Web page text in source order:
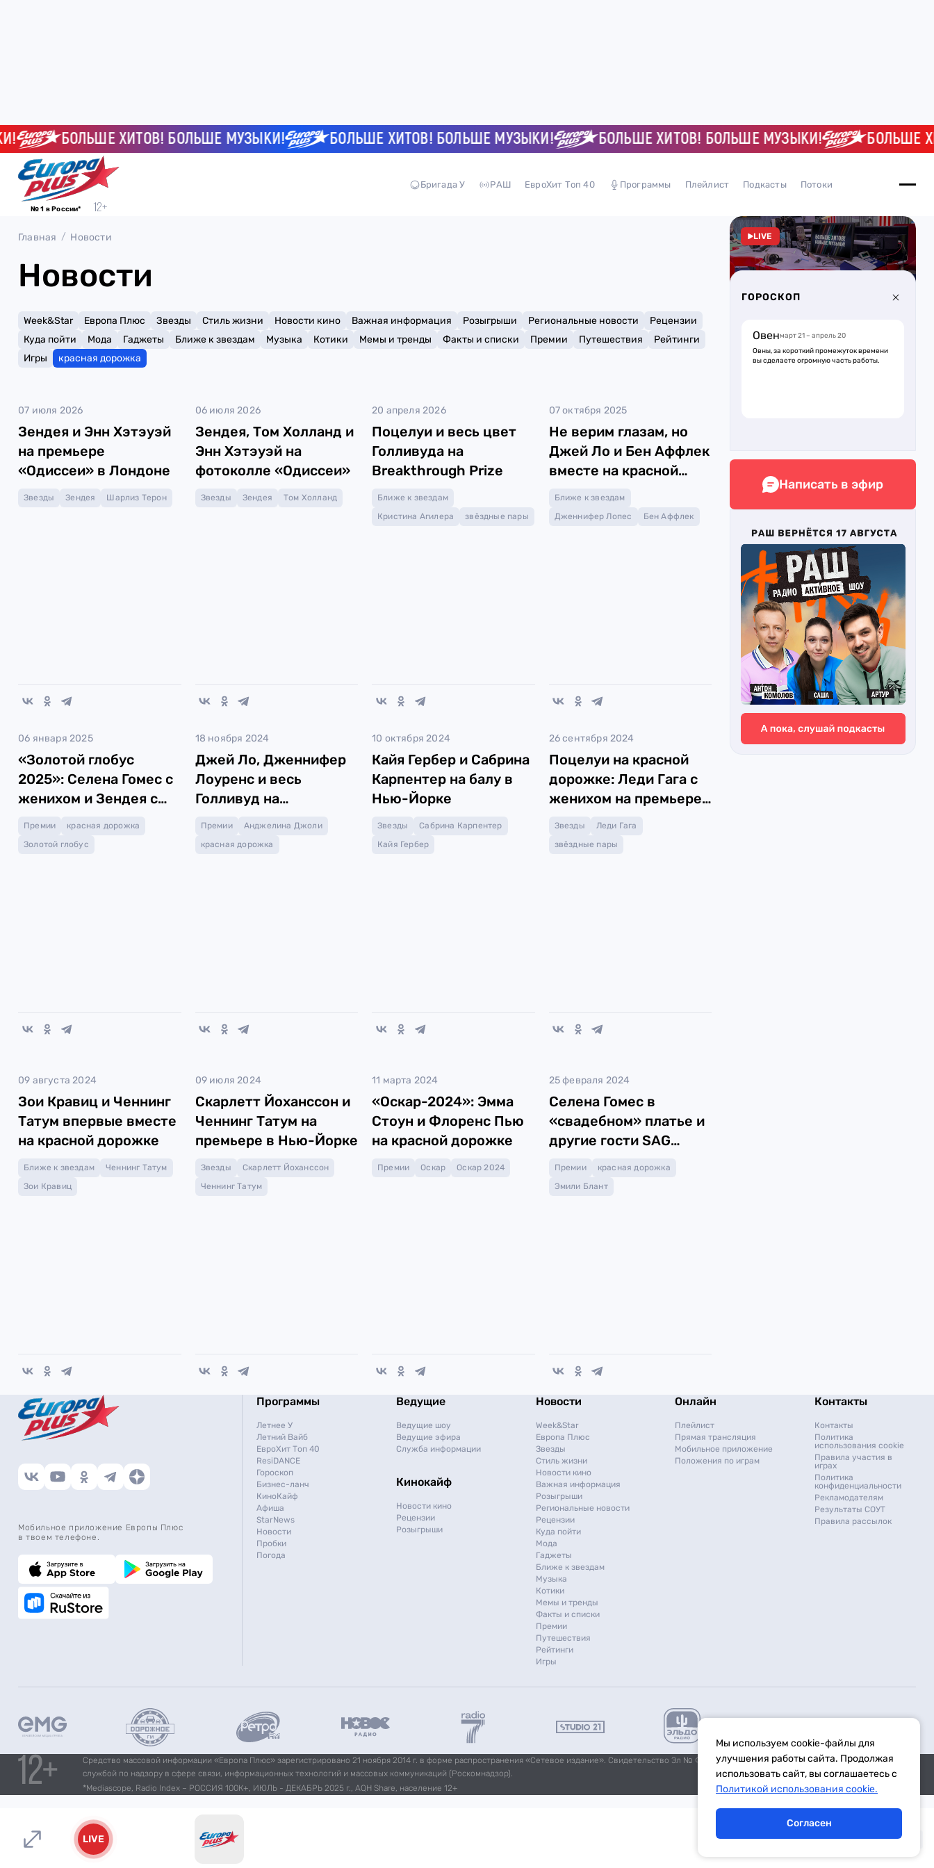
БОЛЬШЕ ХИТОВ! БОЛЬШЕ МУЗЫКИ! БОЛЬШЕ ХИТОВ! БОЛЬШЕ МУЗЫКИ! БОЛЬШЕ ХИТОВ! БОЛЬШЕ МУЗЫКИ! БОЛЬШЕ
№ 1 в России*
Бригада У РАШ ЕвроХит Топ 40 Программы Плейлист Подкасты Потоки
Главная Новости
Новости
Week&Star Европа Плюс Звезды Стиль жизни Новости кино Важная информация Розыгрыши Региональные новости
Рецензии
Куда пойти
Мода Гаджеты Ближе к звездам Музыка Котики Мемы и тренды Факты и списки Премии Путешествия
Рейтинги
Игры
красная дорожка
07 июля 2026
Зендея и Энн Хэтэуэй
на премьере
«Одиссеи» в Лондоне
Звезды Зендея Шарлиз Терон
06 июля 2026
Зендея, Том Холланд и
Энн Хэтэуэй на
фотоколле «Одиссеи»
Звезды Зендея Том Холланд
20 апреля 2026
Поцелуи и весь цвет
Голливуда на
Breakthrough Prize
Ближе к звездам
Кристина Агилера
звёздные пары
07 октября 2025
Не верим глазам, но
Джей Ло и Бен Аффлек
вместе на красной
дорожке
Ближе к звездам
Дженнифер Лопес
Бен Аффлек
06 января 2025
«Золотой глобус
2025»: Селена Гомес с
женихом и Зендея с
кольцом
Премии
красная дорожка
Золотой глобус
18 ноября 2024
Джей Ло, Дженнифер
Лоуренс и весь
Голливуд на
церемонии Governors
Премии
Анджелина Джоли
красная дорожка
10 октября 2024
Кайя Гербер и Сабрина
Карпентер на балу в
Нью-Йорке
Звезды
Сабрина Карпентер
Кайя Гербер
26 сентября 2024
Поцелуи на красной
дорожке: Леди Гага с
женихом на премьере
в Лондоне
Звезды
Леди Гага
звёздные пары
09 августа 2024
Зои Кравиц и Ченнинг
Татум впервые вместе
на красной дорожке
Ближе к звездам
Ченнинг Татум
Зои Кравиц
09 июля 2024
Скарлетт Йоханссон и
Ченнинг Татум на
премьере в Нью-Йорке
Звезды
Скарлетт Йоханссон
Ченнинг Татум
11 марта 2024
«Оскар-2024»: Эмма
Стоун и Флоренс Пью
на красной дорожке
Премии Оскар Оскар 2024
25 февраля 2024
Селена Гомес в
«свадебном» платье и
другие гости SAG
Awards 2024
Премии
красная дорожка
Эмили Блант
LIVE
ГОРОСКОП
Овенмарт 21 – апрель 20
Овны, за короткий промежуток времени
вы сделаете огромную часть работы.
Написать в эфир
Мобильное приложение Европы Плюс
в твоем телефоне.
Программы
Летнее У
Летний Вайб
ЕвроХит Топ 40
ResiDANCE
Гороскоп
Бизнес-ланч
КиноКайф
Афиша
StarNews
Новости
Пробки
Погода
Ведущие
Ведущие шоу
Ведущие эфира
Служба информации
Кинокайф
Новости кино
Рецензии
Розыгрыши
Новости
Week&Star
Европа Плюс
Звезды
Стиль жизни
Новости кино
Важная информация
Розыгрыши
Региональные новости
Рецензии
Куда пойти
Мода
Гаджеты
Ближе к звездам
Музыка
Котики
Мемы и тренды
Факты и списки
Премии
Путешествия
Рейтинги
Игры
Онлайн
Плейлист
Прямая трансляция
Мобильное приложение
Положения по играм
Контакты
Контакты
Политика
использования cookie
Правила участия в
играх
Политика
конфиденциальности
Рекламодателям
Результаты СОУТ
Правила рассылок
Средство массовой информации «Европа Плюс» зарегистрировано 21 ноября 2014 г. в форме распространения «Сетевое издание». Свидетельство Эл № ФС77-59972 от 21.11.2014 выдано Федеральной
службой по надзору в сфере связи, информационных технологий и массовых коммуникаций (Роскомнадзор).
*Mediascope, Radio Index – РОССИЯ 100К+, ИЮЛЬ - ДЕКАБРЬ 2025 г., AQH Share, население 12+
LIVE
Мы используем cookie-файлы для
улучшения работы сайта. Продолжая
использовать сайт, вы соглашаетесь с
Политикой использования cookie.
Согласен